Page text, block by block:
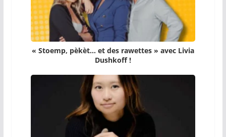
« Stoemp, pèkèt… et des rawettes » avec Livia
Dushkoff !